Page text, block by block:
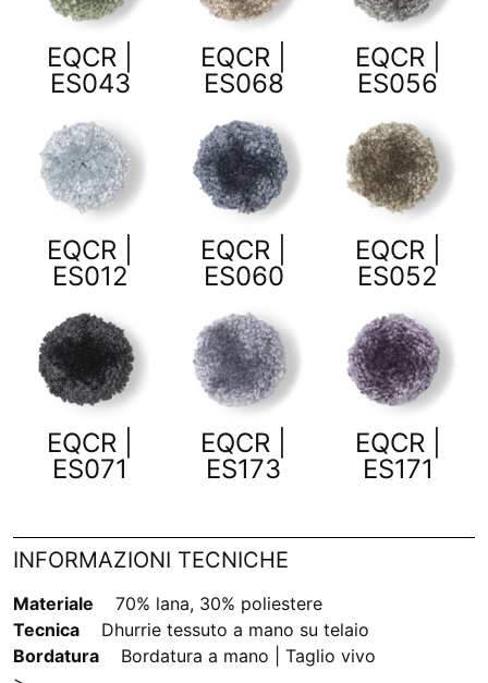
EQCR |
ES043
EQCR |
ES068
EQCR |
ES056
EQCR |
ES012
EQCR |
ES060
EQCR |
ES052
EQCR |
ES071
EQCR |
ES173
EQCR |
ES171
INFORMAZIONI TECNICHE
Materiale
70% lana, 30% poliestere
Tecnica
Dhurrie tessuto a mano su telaio
Bordatura
Bordatura a mano | Taglio vivo